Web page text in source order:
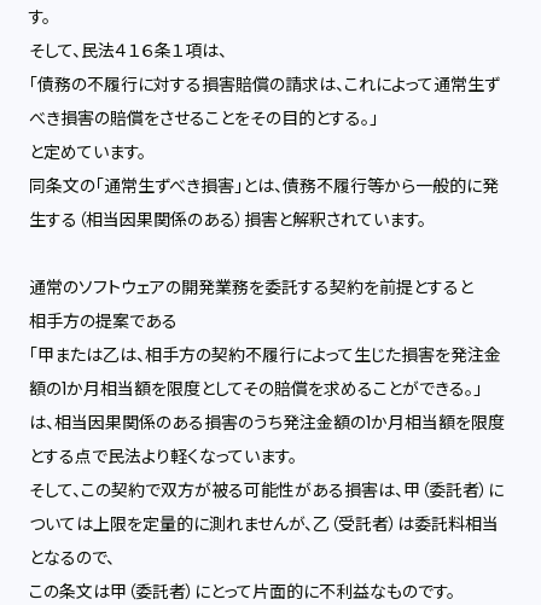
す。
そして、民法４１６条１項は、
「債務の不履行に対する損害賠償の請求は、これによって通常生ず
べき損害の賠償をさせることをその目的とする。」
と定めています。
同条文の「通常生ずべき損害」とは、債務不履行等から一般的に発
生する（相当因果関係のある）損害と解釈されています。
通常のソフトウェアの開発業務を委託する契約を前提とすると
相手方の提案である
「甲または乙は、相手方の契約不履行によって生じた損害を発注金
額の1か月相当額を限度としてその賠償を求めることができる。」
は、相当因果関係のある損害のうち発注金額の1か月相当額を限度
とする点で民法より軽くなっています。
そして、この契約で双方が被る可能性がある損害は、甲（委託者）に
ついては上限を定量的に測れませんが、乙（受託者）は委託料相当
となるので、
この条文は甲（委託者）にとって片面的に不利益なものです。